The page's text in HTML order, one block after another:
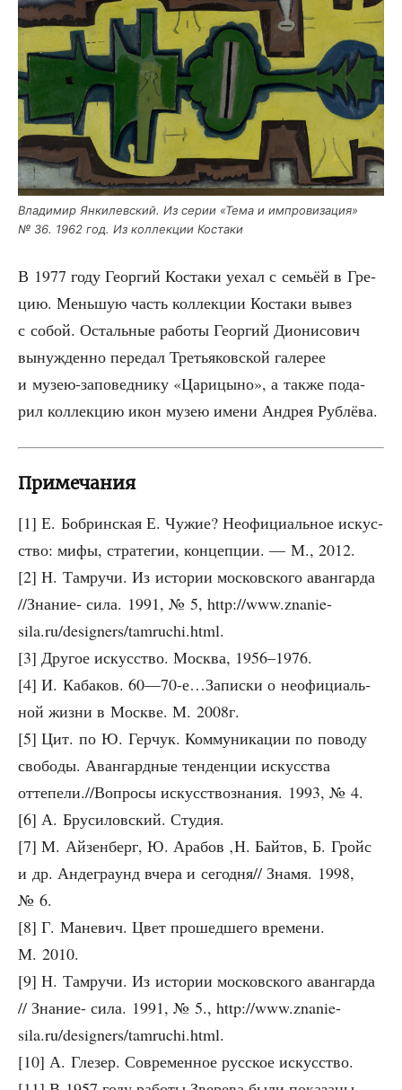
Вла­ди­мир Янки­лев­ский. Из серии «Тема и импро­ви­за­ция»
№ 36. 1962 год. Из кол­лек­ции Костаки
В 1977 году Геор­гий Коста­ки уехал с семьёй в Гре­
цию. Мень­шую часть кол­лек­ции Коста­ки вывез
с собой. Осталь­ные рабо­ты Геор­гий Дио­ни­со­вич
вынуж­ден­но пере­дал Тре­тья­ков­ской гале­рее
и музею-запо­вед­ни­ку «Цари­цы­но», а так­же пода­
рил кол­лек­цию икон музею име­ни Андрея Рублёва.
Примечания
[1] Е. Боб­рин­ская Е. Чужие? Неофи­ци­аль­ное искус­
ство: мифы, стра­те­гии, кон­цеп­ции. — М., 2012.
[2] Н. Тамру­чи. Из исто­рии мос­ков­ско­го аван­гар­да
//Зна­ние- сила. 1991, № 5, http://www.znanie-
sila.ru/designers/tamruchi.html.
[3] Дру­гое искус­ство. Москва, 1956–1976.
[4] И. Каба­ков. 60—70‑е…Записки о неофи­ци­аль­
ной жиз­ни в Москве. М. 2008г.
[5] Цит. по Ю. Гер­чук. Ком­му­ни­ка­ции по пово­ду
сво­бо­ды. Аван­гард­ные тен­ден­ции искус­ства
оттепели.//Вопросы искус­ство­зна­ния. 1993, № 4.
[6] А. Бру­си­лов­ский. Студия.
[7] М. Айзен­берг, Ю. Ара­бов ‚Н. Бай­тов, Б. Гройс
и др. Анде­гра­унд вче­ра и сегодня// Зна­мя. 1998,
№ 6.
[8] Г. Мане­вич. Цвет про­шед­ше­го вре­ме­ни.
М. 2010.
[9] Н. Тамру­чи. Из исто­рии мос­ков­ско­го аван­гар­да
// Зна­ние- сила. 1991, № 5., http://www.znanie-
sila.ru/designers/tamruchi.html.
[10] А. Гле­зер. Совре­мен­ное рус­ское искусство.